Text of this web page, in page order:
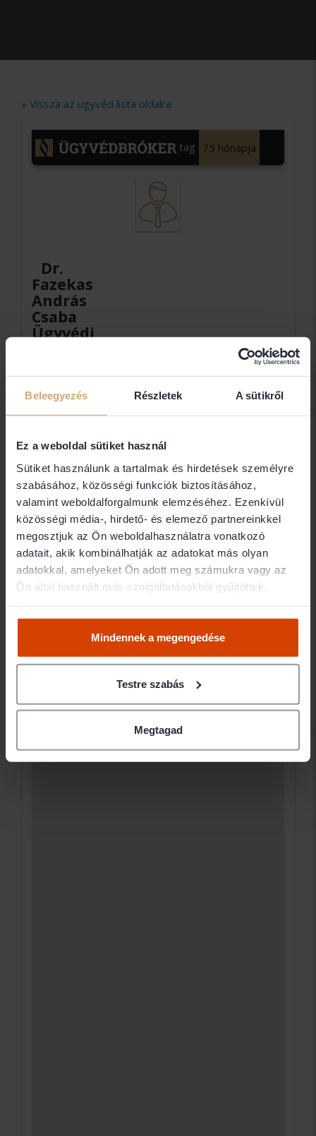
Beleegyezés Részletek A sütikről
Ez a weboldal sütiket használ
Sütiket használunk a tartalmak és hirdetések személyre
szabásához, közösségi funkciók biztosításához,
valamint weboldalforgalmunk elemzéséhez. Ezenkívül
közösségi média-, hirdető- és elemező partnereinkkel
megosztjuk az Ön weboldalhasználatra vonatkozó
adatait, akik kombinálhatják az adatokat más olyan
adatokkal, amelyeket Ön adott meg számukra vagy az
Ön által használt más szolgáltatásokból gyűjtöttek.
Mindennek a megengedése
Testre szabás
Megtagad
» Vissza az ügyvéd lista oldalra
tag 75 hónapja
Dr.
Fazekas
András
Csaba
Ügyvédi
Elérhetőségek
1068 Budapest Izabella utca 68/B
Ügyfélfogadás
Személyes ügyfélfogadás csak telefonos
egyeztetés után történik a jelenlegi COVID vírus
miatt kialakult óvintézkedések maximális betartása
mellett.